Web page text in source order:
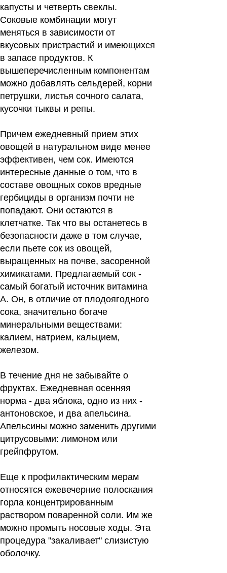
капусты и четверть свеклы.
Соковые комбинации могут
меняться в зависимости от
вкусовых пристрастий и имеющихся
в запасе продуктов. К
вышеперечисленным компонентам
можно добавлять сельдерей, корни
петрушки, листья сочного салата,
кусочки тыквы и репы.
Причем ежедневный прием этих
овощей в натуральном виде менее
эффективен, чем сок. Имеются
интересные данные о том, что в
составе овощных соков вредные
гербициды в организм почти не
попадают. Они остаются в
клетчатке. Так что вы останетесь в
безопасности даже в том случае,
если пьете сок из овощей,
выращенных на почве, засоренной
химикатами. Предлагаемый сок -
самый богатый источник витамина
А. Он, в отличие от плодоягодного
сока, значительно богаче
минеральными веществами:
калием, натрием, кальцием,
железом.
В течение дня не забывайте о
фруктах. Ежедневная осенняя
норма - два яблока, одно из них -
антоновское, и два апельсина.
Апельсины можно заменить другими
цитрусовыми: лимоном или
грейпфрутом.
Еще к профилактическим мерам
относятся ежевечерние полоскания
горла концентрированным
раствором поваренной соли. Им же
можно промыть носовые ходы. Эта
процедура "закаливает" слизистую
оболочку.